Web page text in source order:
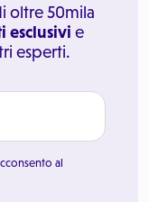
oltre 50mila
esclusivi e
esperti.
al